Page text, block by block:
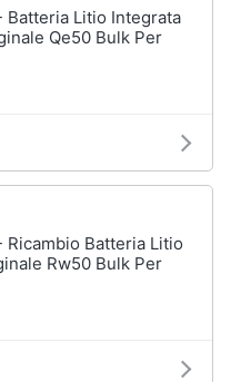
Batteria Litio Integrata
Qe50 Bulk Per
Ricambio Batteria Litio
Rw50 Bulk Per